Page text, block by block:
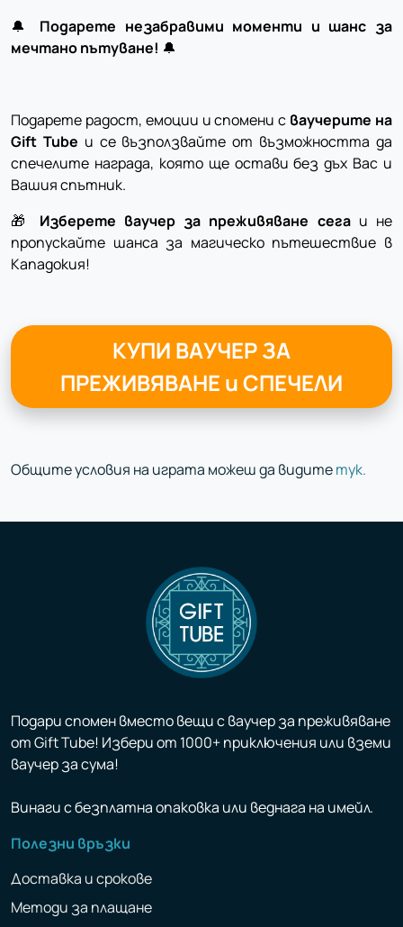
🔔 Подарете незабравими моменти и шанс за
мечтано пътуване! 🔔
Подарете радост, емоции и спомени с ваучерите на
Gift Tube и се възползвайте от възможността да
спечелите награда, която ще остави без дъх Вас и
Вашия спътник.
🎁 Изберете ваучер за преживяване сегаи не
пропускайте шанса за магическо пътешествие в
Кападокия!
КУПИ ВАУЧЕР ЗА
ПРЕЖИВЯВАНЕ и СПЕЧЕЛИ
Общите условия на играта можеш да видитетук.
Подари спомен вместо вещи с ваучер за преживяване
от Gift Tube! Избери от 1000+ приключения или вземи
ваучер за сума!
Винаги с безплатна опаковка или веднага на имейл.
Полезни връзки
Доставка и срокове
Методи за плащане